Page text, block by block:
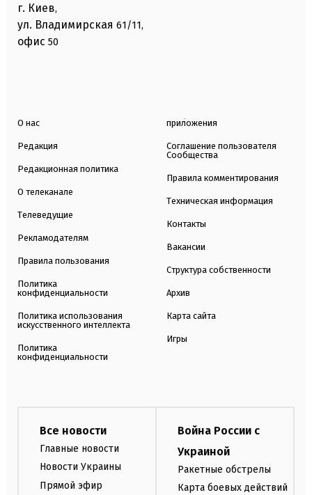
г. Киев,
ул. Владимирская 61/11,
офис 50
О нас
Редакция
Редакционная политика
О телеканале
Телеведущие
Рекламодателям
Правила пользования
Политика
конфиденциальности
Политика использования
искусственного интеллекта
Политика
конфиденциальности
приложения
Соглашение пользователя
Сообщества
Правила комментирования
Техническая информация
Контакты
Вакансии
Структура собственности
Архив
Карта сайта
Игры
Все новости
Главные новости
Новости Украины
Прямой эфир
Война России с
Украиной
Ракетные обстрелы
Карта боевых действий